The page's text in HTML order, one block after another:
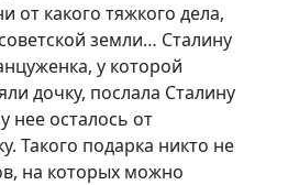
от какого тяжкого дела,
земли… Сталину
у которой
дочку, послала Сталину
нее осталось от
Такого подарка никто не
на которых можно